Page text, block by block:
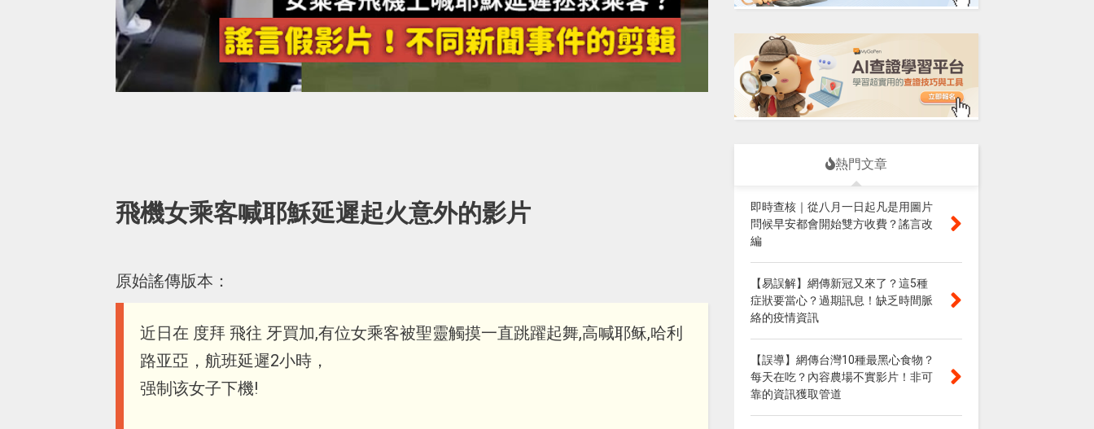
飛機女乘客喊耶穌延遲起火意外的影片
原始謠傳版本：
近日在 度拜 飛往 牙買加,有位女乘客被聖靈觸摸一直跳躍起舞,高喊耶稣,哈利
路亚亞，航班延遲2小時，
强制该女子下機!
熱門文章
即時查核｜從八月一日起凡是用圖片
問候早安都會開始雙方收費？謠言改
編
【易誤解】網傳新冠又來了？這5種
症狀要當心？過期訊息！缺乏時間脈
絡的疫情資訊
【誤導】網傳台灣10種最黑心食物？
每天在吃？內容農場不實影片！非可
靠的資訊獲取管道